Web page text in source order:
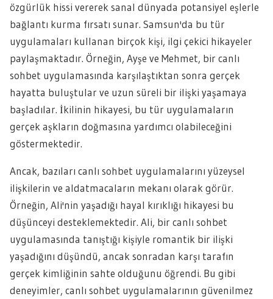
özgürlük hissi vererek sanal dünyada potansiyel eşlerle
bağlantı kurma fırsatı sunar. Samsun'da bu tür
uygulamaları kullanan birçok kişi, ilgi çekici hikayeler
paylaşmaktadır. Örneğin, Ayşe ve Mehmet, bir canlı
sohbet uygulamasında karşılaştıktan sonra gerçek
hayatta buluştular ve uzun süreli bir ilişki yaşamaya
başladılar. İkilinin hikayesi, bu tür uygulamaların
gerçek aşkların doğmasına yardımcı olabileceğini
göstermektedir.
Ancak, bazıları canlı sohbet uygulamalarını yüzeysel
ilişkilerin ve aldatmacaların mekanı olarak görür.
Örneğin, Ali'nin yaşadığı hayal kırıklığı hikayesi bu
düşünceyi desteklemektedir. Ali, bir canlı sohbet
uygulamasında tanıştığı kişiyle romantik bir ilişki
yaşadığını düşündü, ancak sonradan karşı tarafın
gerçek kimliğinin sahte olduğunu öğrendi. Bu gibi
deneyimler, canlı sohbet uygulamalarının güvenilmez